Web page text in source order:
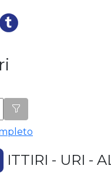
ITTIRI - URI -